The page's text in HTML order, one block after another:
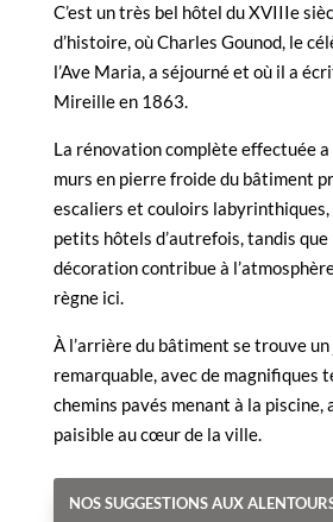
C’est un très bel hôtel du XVIIIe
d’histoire, où Charles Gounod, le
l’Ave Maria, a séjourné et où il a
Mireille en 1863.
La rénovation complète effectuée a
murs en pierre froide du bâtiment
escaliers et couloirs
petits hôtels d’autrefois, tandis
décoration contribue à
règne ici.
À l’arrière du bâtiment se trouve
remarquable, avec de magnifiques
chemins pavés menant à la piscine,
paisible au cœur de la ville.
NOS SUGGESTIONS AUX